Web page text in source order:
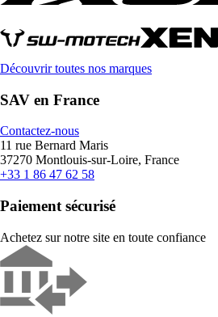
Découvrir toutes nos marques
SAV en France
Contactez-nous
11 rue Bernard Maris
37270 Montlouis-sur-Loire, France
+33 1 86 47 62 58
Paiement sécurisé
Achetez sur notre site en toute confiance